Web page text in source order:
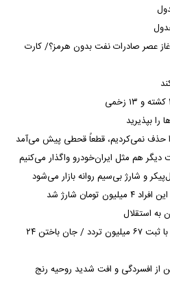
عصر صادرات نفت بدون هرمز؟/ کارت
را بپذیرید
حذف نمی‌کردیم، قطعاً قحطی پیش می‌آمد
هم مثل ایران‌خودرو واگذار می‌کنیم
شارژ شد
به استقلال
پایان طرح ترافیکی اربعین پلیس با ثبت ۶۷ میلیون تردد / جان باختن ۲۴
از افسردگی و افت شدید روحیه رنج